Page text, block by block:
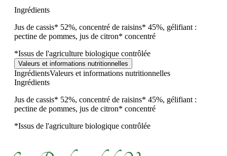
Ingrédients
Jus de cassis* 52%, concentré de raisins* 45%, gélifiant :
pectine de pommes, jus de citron* concentré
*Issus de l'agriculture biologique contrôlée
Valeurs et informations nutritionnelles
IngrédientsValeurs et informations nutritionnelles
Ingrédients
Jus de cassis* 52%, concentré de raisins* 45%, gélifiant :
pectine de pommes, jus de citron* concentré
*Issus de l'agriculture biologique contrôlée